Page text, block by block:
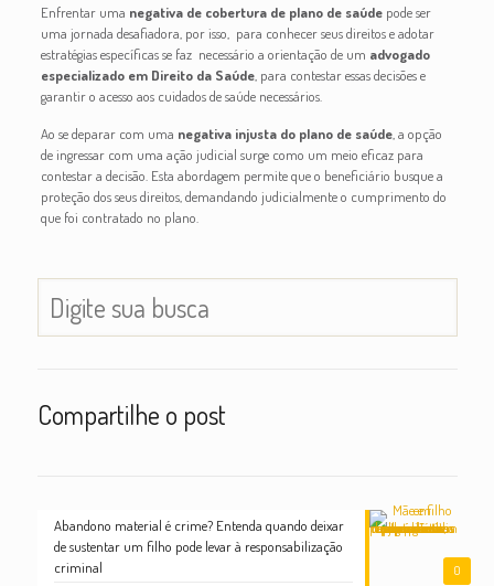
Enfrentar uma negativa de cobertura de plano de saúde pode ser
uma jornada desafiadora, por isso, para conhecer seus direitos e adotar
estratégias específicas se faz necessário a orientação de um advogado
especializado em Direito da Saúde , para contestar essas decisões e
garantir o acesso aos cuidados de saúde necessários.
Ao se deparar com uma negativa injusta do plano de saúde , a opção
de ingressar com uma ação judicial surge como um meio eficaz para
contestar a decisão. Esta abordagem permite que o beneficiário busque a
proteção dos seus direitos, demandando judicialmente o cumprimento do
que foi contratado no plano.
Compartilhe o post
0
Abandono material é crime? Entenda quando deixar
de sustentar um filho pode levar à responsabilização
criminal